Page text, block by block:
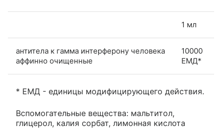
1 мл
антитела к гамма интерферону человека
аффинно очищенные
10000
ЕМД*
* ЕМД - единицы модифицирующего действия.
Вспомогательные вещества: мальтитол,
глицерол, калия сорбат, лимонная кислота